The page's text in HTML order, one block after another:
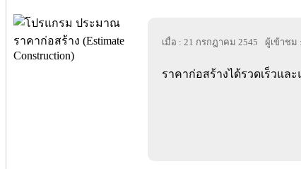
เมื่อ : 21 กรกฎาคม 2545 ผู้เข้าชม
ราคาก่อสร้างได้รวดเร็วแ